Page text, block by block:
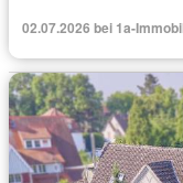
02.07.2026 bei 1a-